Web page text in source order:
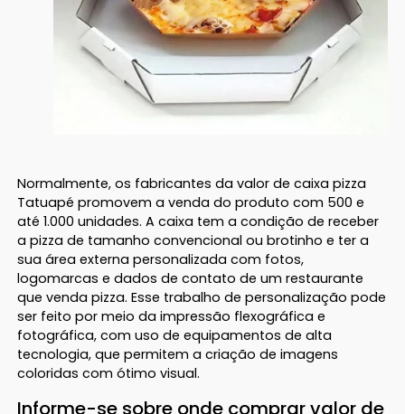
Normalmente, os fabricantes da valor de caixa pizza
Tatuapé promovem a venda do produto com 500 e
até 1.000 unidades. A caixa tem a condição de receber
a pizza de tamanho convencional ou brotinho e ter a
sua área externa personalizada com fotos,
logomarcas e dados de contato de um restaurante
que venda pizza. Esse trabalho de personalização pode
ser feito por meio da impressão flexográfica e
fotográfica, com uso de equipamentos de alta
tecnologia, que permitem a criação de imagens
coloridas com ótimo visual.
Informe-se sobre onde comprar valor de